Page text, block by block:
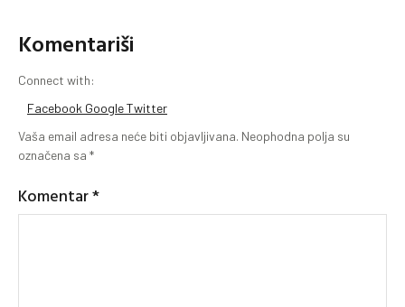
Komentariši
Connect with:
Facebook GoogleTwitter
Vaša email adresa neće biti objavljivana. Neophodna polja su
označena sa *
Komentar*